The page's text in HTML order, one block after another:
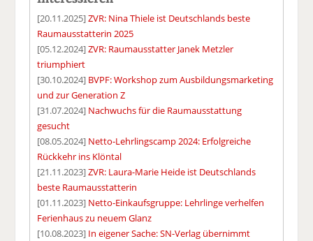
[20.11.2025]ZVR: Nina Thiele ist Deutschlands beste
Raumausstatterin 2025
[05.12.2024]ZVR: Raumausstatter Janek Metzler
triumphiert
[30.10.2024] BVPF: Workshop zum Ausbildungsmarketing
und zur Generation Z
[31.07.2024] Nachwuchs für die Raumausstattung
gesucht
[08.05.2024] Netto-Lehrlingscamp 2024: Erfolgreiche
Rückkehr ins Klöntal
[21.11.2023]ZVR: Laura-Marie Heide ist Deutschlands
beste Raumausstatterin
[01.11.2023] Netto-Einkaufsgruppe: Lehrlinge verhelfen
Ferienhaus zu neuem Glanz
[10.08.2023] In eigener Sache: SN-Verlag übernimmt